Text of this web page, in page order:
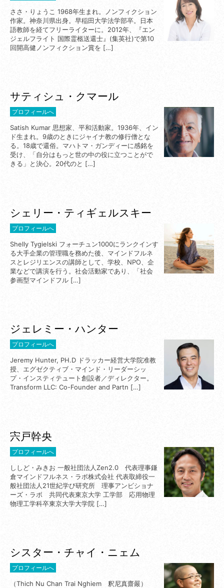
ささ・りょうこ 1968年生まれ。ノンフィクション
作家。神奈川県出身。早稲田大学法学部卒。日本
語教師を経てフリーライターに。2012年、『エン
ジェルフライト 国際霊柩送還士』(集英社)で第10
回開高健ノンフィクション賞を […]
サティシュ・クマール
Satish Kumar 思想家、平和活動家。1936年、イン
ド生まれ。9歳のときにジャイナ教の修行僧とな
る。18歳で還俗。マハトマ・ガンディーに感銘を
受け、「自分はもっと世の中の役に立つことがで
きる」と決心。20代のと […]
プロフィールへ
シェリー・ティギェルスキー
Shelly Tygielski フォーチュン1000にランクインす
る大手企業の管理職を務めた後、マインドフルネ
スとレジリエンスの講師として、学校、NPO、企
業などで講演を行う。社会活動家であり、「社会
参画型マインドフル […]
プロフィールへ
ジェレミー・ハンター
Jeremy Hunter, PH.D ドラッカー経営大学院准教
授、エグゼクティブ・マインド・リーダーシッ
プ・インスティテュート創設者／ディレクター。
Transform LLC: Co-Founder and Partn […]
プロフィールへ
宍戸幹央
ししど・みきお 一般社団法人Zen2.0 代表理事鎌
倉マインドフルネス・ラボ株式会社 代表取締役一
般社団法人21世紀学び研究所 理事アンビショナ
ーズ・ラボ 共同代表東京大学 工学部 応用物理
物理工学科卒東京大学大学院 […]
プロフィールへ
シスター・チャイ・ニェム
（Thich Nu Chan Trai Nghiem 釈尼真齋嚴）
プロフィールへ